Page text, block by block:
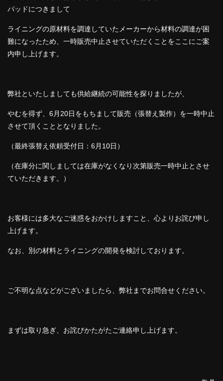
パッドにつきまして
ライニングの原材料を調達していたメーカーから材料の調達が困
難になったため、一時販売中止させていただくことをここにご案
内申し上げます。
弊社といたしましても供給継続の可能性を探りましたが、
やむを得ず、6月20日をもちまして販売（張替え製作）を一時中止
させて頂くこととなりました。
（最終張替え依頼受付日：6月10日）
（在庫分に関しましては在庫がなくなり次第販売一時中止とさせ
ていただきます。）
お客様には多大なご迷惑をおかけしますこと、心よりお詫び申し
上げます。
なお、別の材料とライニングの開発を検討しております。
ご不明な点などがございましたら、弊社までお問合せください。
まずは取り急ぎ、お詫びかたがたご連絡申し上げます。